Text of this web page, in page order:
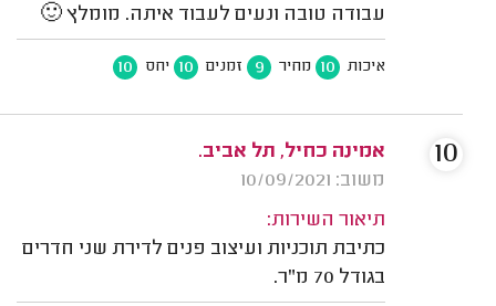
עבודה טובה ונעים לעבוד איתה. מומלץ 🙂
איכות 10 מחיר 9 זמנים 10 יחס 10
אמינה כחיל, תל אביב.
משוב: 10/09/2021
תיאור השירות:
כתיבת תוכניות ועיצוב פנים לדירת שני חדרים
בגודל 70 מ"ר.
10